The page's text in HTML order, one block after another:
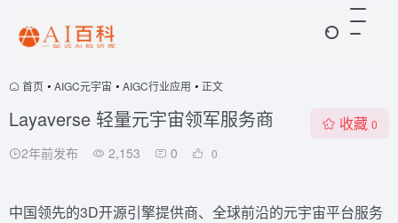
首页 • AIGC元宇宙 • AIGC行业应用 • 正文
Layaverse 轻量元宇宙领军服务商
2年前发布 2,153 0 0
收藏 0
中国领先的3D开源引擎提供商、全球前沿的元宇宙平台服务